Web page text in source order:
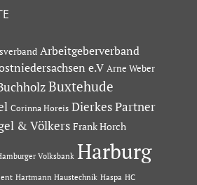
Arbeitgeberverband
e.V Arne Weber
Buxtehude
Corinna Horeis Dierkes Partner
& Völkers Frank Horch
Volksbank Harburg
Hartmann Haustechnik Haspa HC